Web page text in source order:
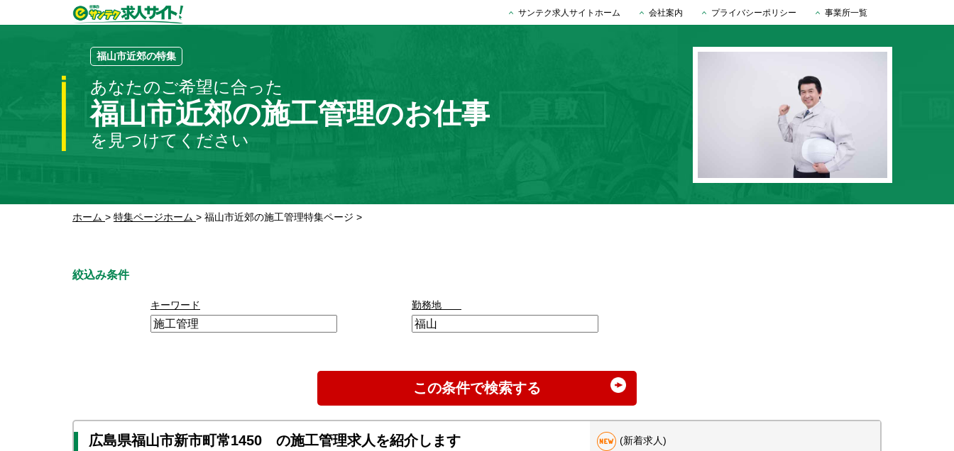
サンテク求人サイトホーム 会社案内 プライバシーポリシー 事業所一覧
福山市近郊の特集
あなたのご希望に合った
福山市近郊の施工管理のお仕事
を見つけてください
ホーム > 特集ページホーム > 福山市近郊の施工管理特集ページ >
絞込み条件
キーワード 勤務地
この条件で検索する
広島県福山市新市町常1450 の施工管理求人を紹介します (新着求人)